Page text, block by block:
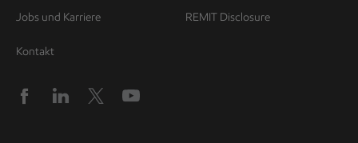
Jobs und Karriere
Kontakt
REMIT Disclosure